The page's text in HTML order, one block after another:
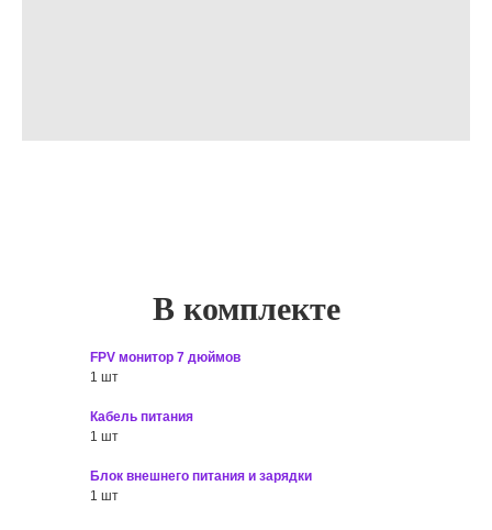
В комплекте
FPV монитор 7 дюймов
1 шт
Кабель питания
1 шт
Блок внешнего питания и зарядки
1 шт